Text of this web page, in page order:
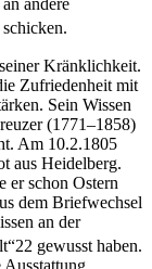
andere
Kränklichkeit.
Zufriedenheit mit
Sein Wissen
(1771–1858)
Am 10.2.1805
aus Heidelberg.
er schon Ostern
dem Briefwechsel
an der
22 gewusst haben.
Ausstattung